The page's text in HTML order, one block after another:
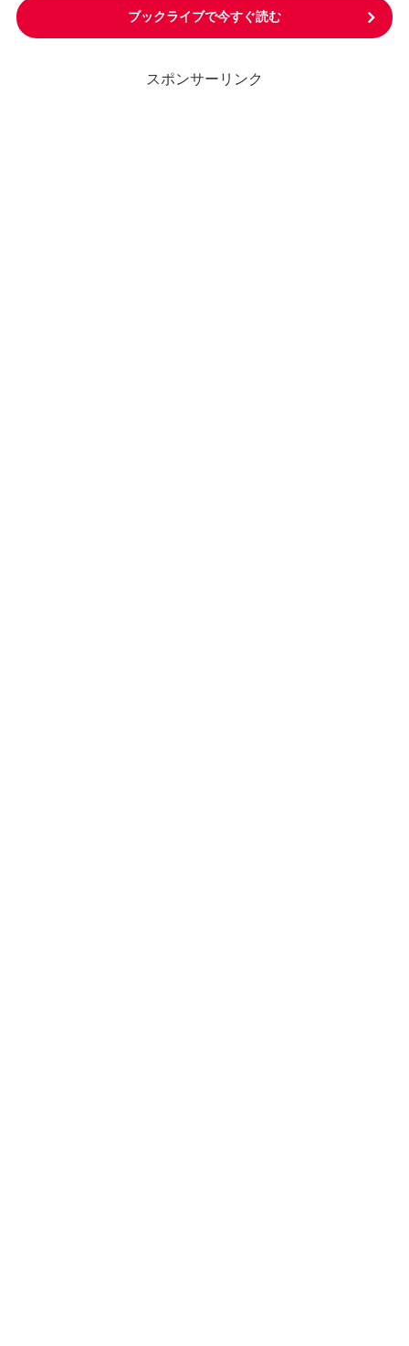
ブックライブで今すぐ読む
スポンサーリンク